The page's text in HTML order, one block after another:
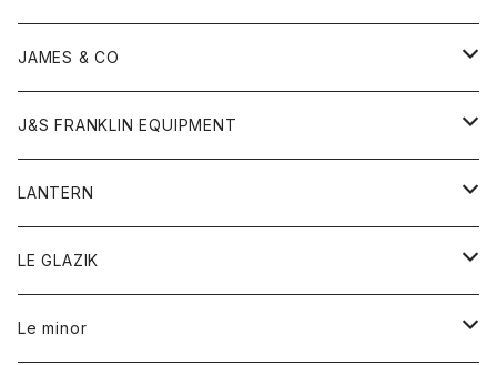
フリース
マフラー
リング
アンダーウェア
靴
トップス
カーディガン
ジャケット
ボトム
オーバーオール
ショートパンツ
レディース
アウター
カーディガン
ロンパース
靴
ストール
トップス
カットソー
シャツ
ボトム
オーバーオール
ショートパンツ
レディース
オーバーオール
シャツ
ワンピース
ワンピース
キッズ
トレーナー
トップス
Gジャケット
スウェット
帽子
Tシャツ
帽子
JAMES & CO
ボトム
J&S FRANKLIN EQUIPMENT
アウター
LANTERN
アウター
Tシャツ
LE GLAZIK
レディース
Le minor